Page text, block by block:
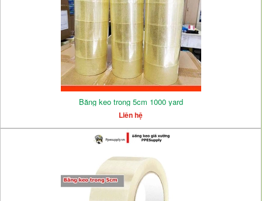
Băng keo trong 5cm 1000 yard
Liên hệ